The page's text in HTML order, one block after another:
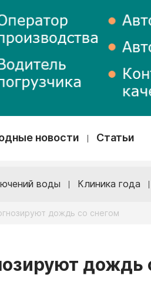
новости Статьи
воды Клиника года
дождь со снегом
дождь